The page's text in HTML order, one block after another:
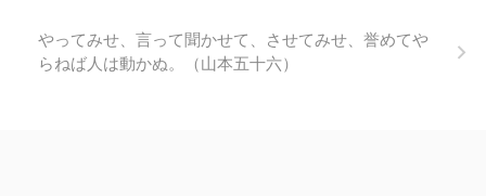
やってみせ、言って聞かせて、させてみせ、誉めてや
らねば人は動かぬ。（山本五十六）